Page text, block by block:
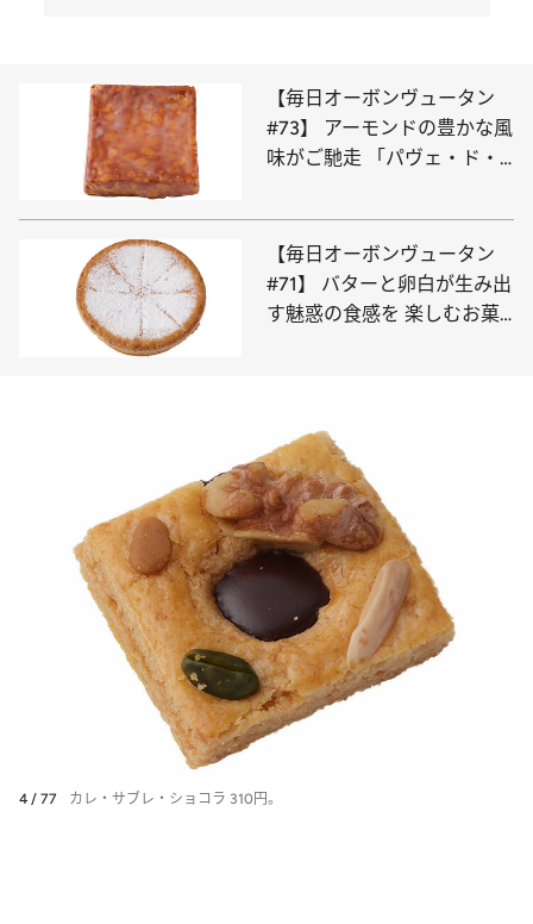
【毎日オーボンヴュータン
#73】 アーモンドの豊かな風
味がご馳走 「パヴェ・ド・
【毎日オーボンヴュータン
#71】 バターと卵白が生み出
す魅惑の食感を 楽しむお菓
4 / 77 カレ・サブレ・ショコラ 310円。